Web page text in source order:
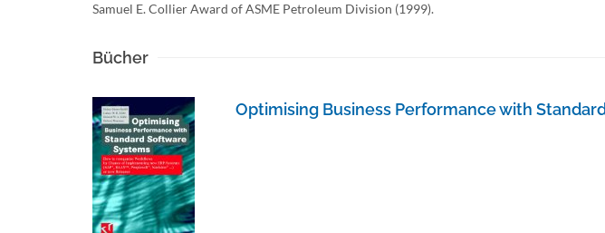
Samuel E. Collier Award of ASME Petroleum Division (1999).
Bücher
Optimising Business Performance with